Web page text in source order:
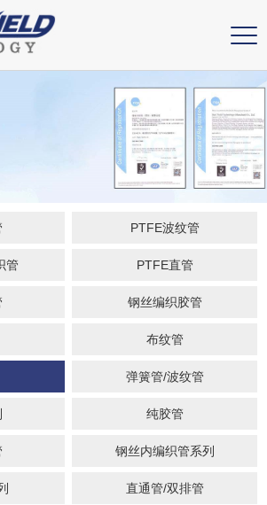
PTFE波纹管
管 PTFE直管
钢丝编织胶管
布纹管
弹簧管/波纹管
纯胶管
钢丝内编织管系列
直通管/双排管